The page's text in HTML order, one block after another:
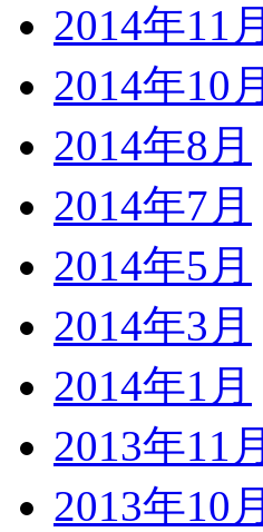
2014年11月
2014年10月
2014年8月
2014年7月
2014年5月
2014年3月
2014年1月
2013年11月
2013年10月